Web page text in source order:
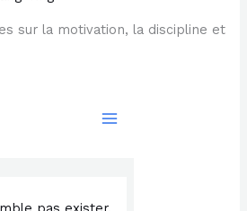
sur la motivation, la discipline et